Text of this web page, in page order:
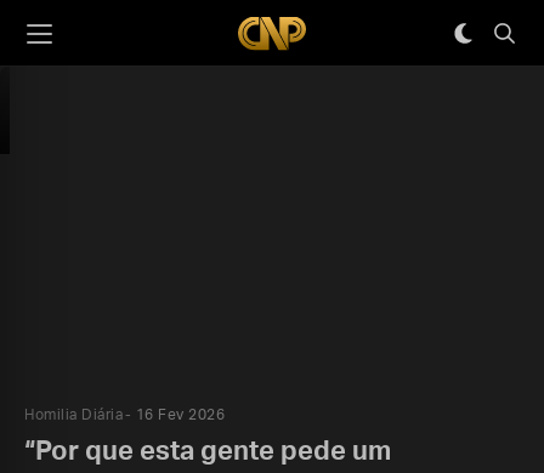
Homilia Diária 16 Fev 2026
“Por que esta gente pede um